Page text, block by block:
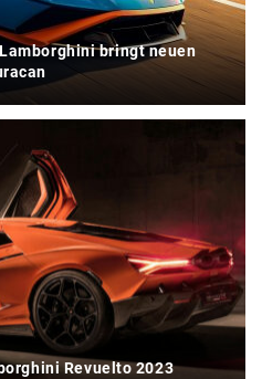
bringt neuen
Revuelto 2023